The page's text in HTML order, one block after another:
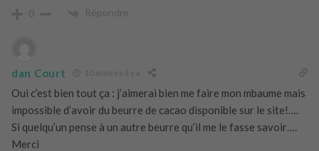
0 Répondre
dan Court 10 années il y a
Oui c’est bien tout ça : j’aimerai bien me faire mon mbaume mais
impossible d’avoir du beurre de cacao disponible sur le site!….
Si quelqu’un pense à un autre beurre qu’il me le fasse savoir….
Merci